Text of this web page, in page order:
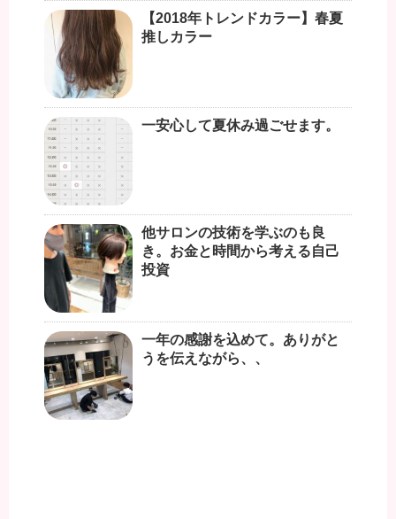
【2018年トレンドカラー】春夏
推しカラー
一安心して夏休み過ごせます。
他サロンの技術を学ぶのも良
き。お金と時間から考える自己
投資
一年の感謝を込めて。ありがと
うを伝えながら、、